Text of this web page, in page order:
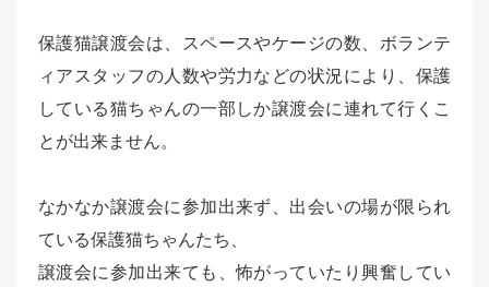
保護猫譲渡会は、スペースやケージの数、ボランテ
ィアスタッフの人数や労力などの状況により、保護
している猫ちゃんの一部しか譲渡会に連れて行くこ
とが出来ません。
なかなか譲渡会に参加出来ず、出会いの場が限られ
ている保護猫ちゃんたち、
譲渡会に参加出来ても、怖がっていたり興奮してい